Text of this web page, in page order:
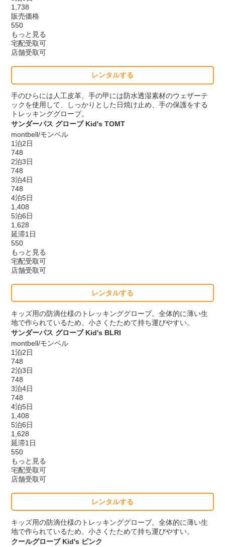
1,738
販売価格
550
もっと見る
宅配受取可
店舗受取可
レンタルする
手のひらには人工皮革、手の甲には防水透湿素材のウェザーテ
ックを使用して、しっかりとした日焼け止め、手の保護をする
トレッキンググローブ。
サンダーパス グローブ Kid's TOMT
montbell/モンベル
1泊2日
748
2泊3日
748
3泊4日
748
4泊5日
1,408
5泊6日
1,628
延滞1日
550
もっと見る
宅配受取可
店舗受取可
レンタルする
キッズ用の防滴仕様のトレッキンググローブ。全体的に薄い生
地で作られているため、小さくたためて持ち運びやすい。
サンダーパス グローブ Kid's BLRI
montbell/モンベル
1泊2日
748
2泊3日
748
3泊4日
748
4泊5日
1,408
5泊6日
1,628
延滞1日
550
もっと見る
宅配受取可
店舗受取可
レンタルする
キッズ用の防滴仕様のトレッキンググローブ。全体的に薄い生
地で作られているため、小さくたためて持ち運びやすい。
クールグローブ Kid's ピンク